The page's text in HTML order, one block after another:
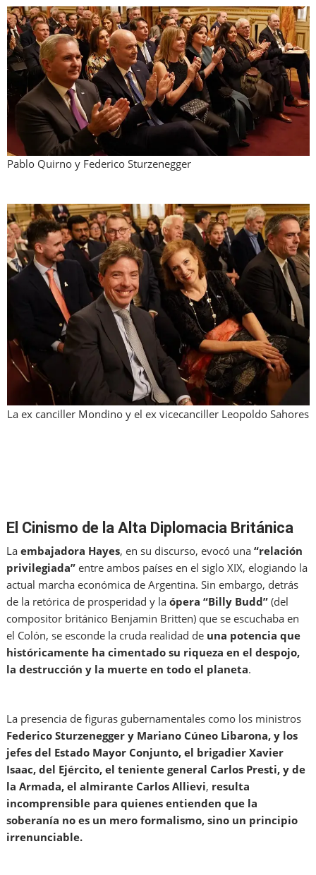
Pablo Quirno y Federico Sturzenegger
La ex canciller Mondino y el ex vicecanciller Leopoldo Sahores
El Cinismo de la Alta Diplomacia Británica
Laembajadora Hayes, en su discurso, evocó una“relación
privilegiada” entre ambos países en el siglo XIX, elogiando la
actual marcha económica de Argentina. Sin embargo, detrás
de la retórica de prosperidad y laópera “Billy Budd” (del
compositor británico Benjamin Britten) que se escuchaba en
el Colón, se esconde la cruda realidad de una potencia que
históricamente ha cimentado su riqueza en el despojo,
la destrucción y la muerte en todo el planeta.
La presencia de figuras gubernamentales como los ministros
Federico Sturzenegger y Mariano Cúneo Libarona, y los
jefes del Estado Mayor Conjunto, el brigadier Xavier
Isaac, del Ejército, el teniente general Carlos Presti, y de
la Armada, el almirante Carlos Allievi, resulta
incomprensible para quienes entienden que la
soberanía no es un mero formalismo, sino un principio
irrenunciable.